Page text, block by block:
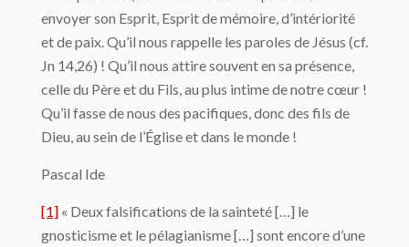
envoyer son Esprit, Esprit de mémoire, d’intériorité
et de paix. Qu’il nous rappelle les paroles de Jésus (cf.
Jn 14,26) ! Qu’il nous attire souvent en sa présence,
celle du Père et du Fils, au plus intime de notre cœur !
Qu’il fasse de nous des pacifiques, donc des fils de
Dieu, au sein de l’Église et dans le monde !
Pascal Ide
[1] « Deux falsifications de la sainteté […] le
gnosticisme et le pélagianisme […] sont encore d’une